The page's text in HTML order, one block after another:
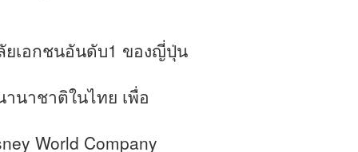
ยเอกชนอันดับ1 ของญี่ปุ่น
านาชาติในไทย เพื่อ
World Company